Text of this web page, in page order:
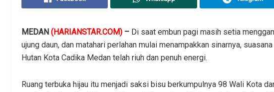
MEDAN (HARIANSTAR.COM) – Di saat embun pagi masih setia
ujung daun, dan matahari perlahan mulai menampakkan sinarnya,
Hutan Kota Cadika Medan telah riuh dan penuh energi.
Ruang terbuka hijau itu menjadi saksi bisu berkumpulnya 98 Wali Kota